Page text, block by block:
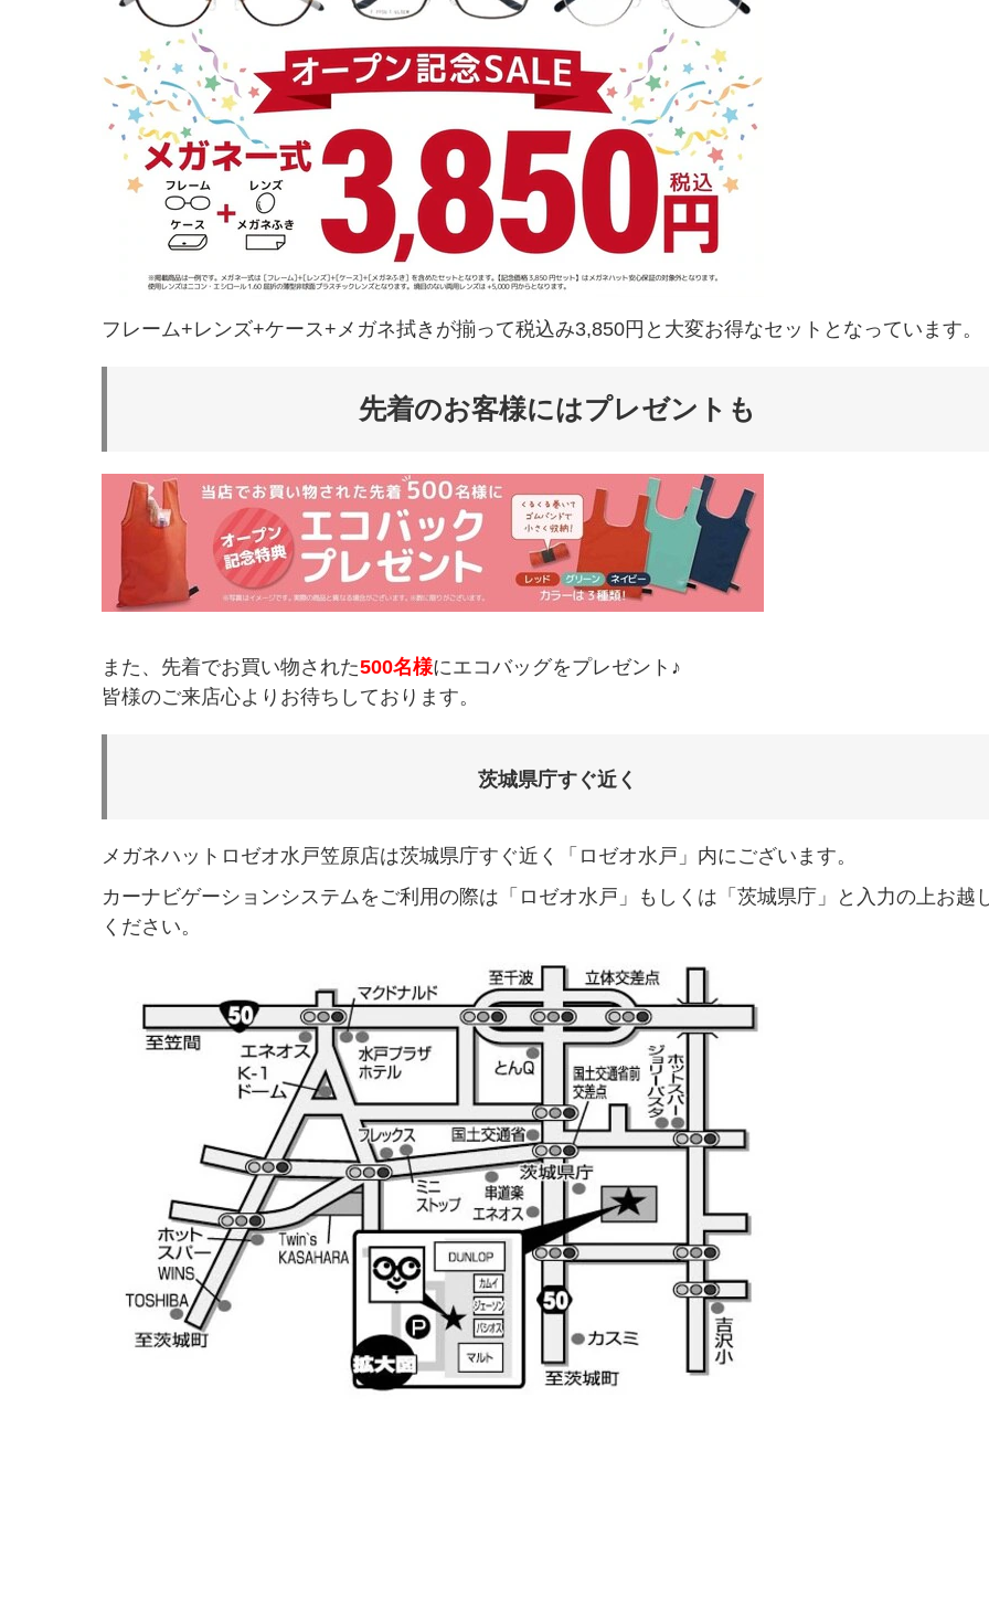
フレーム+レンズ+ケース+メガネ拭きが揃って税込み3,850円と大変お得なセットとなっています。
先着のお客様にはプレゼントも
また、先着でお買い物された500名様にエコバッグをプレゼント♪
皆様のご来店心よりお待ちしております。
茨城県庁すぐ近く
メガネハットロゼオ水戸笠原店は茨城県庁すぐ近く「ロゼオ水戸」内にございます。
カーナビゲーションシステムをご利用の際は「ロゼオ水戸」もしくは「茨城県庁」と入力の上お越
ください。